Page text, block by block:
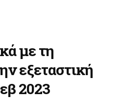
με τη
εξεταστική
2023